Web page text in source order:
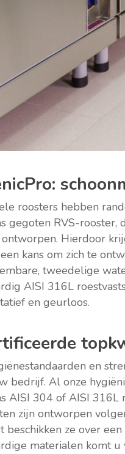
roosters hebben
gegoten RVS-
Hierdoor
kans om zich te
tweedelige
AISI 316L
en geurloos.
en
bedrijf. Al onze
AISI 304 of AISI
zijn ontworpen
beschikken ze over
materialen komt